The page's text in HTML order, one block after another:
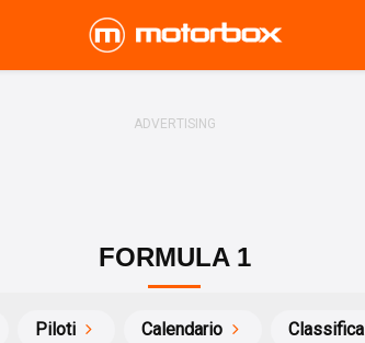
FORMULA 1
Piloti Calendario Classifica